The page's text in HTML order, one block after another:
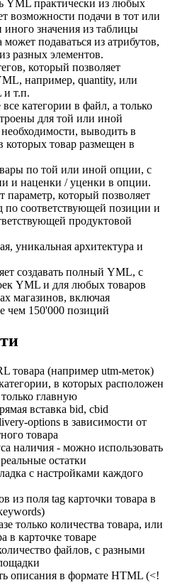
YML практически из любых
возможности подачи в тот или
значения из таблицы
подаваться из атрибутов,
разных элементов.
который позволяет
например, quantity, или
и т.п.
категории в файл, а только
для той или иной
выводить в
которых товар размещен в
по той или иной опции, с
и наценки / уценки в опции.
который позволяет
по соответствующей позиции и
продуктовой
уникальная архитектура и
создавать полный YML, с
YML и для любых товаров
магазинов, включая
чем 150'000 позиций
товара (например utm-меток)
в которых расположен
главную
вставка bid, cbid
options в зависимости от
товара
наличия - можно использовать
остатки
с настройками каждого
из поля tag карточки товара в
только количества товара, или
в карточке товаре
файлов, с разными
описания в формате HTML (<!